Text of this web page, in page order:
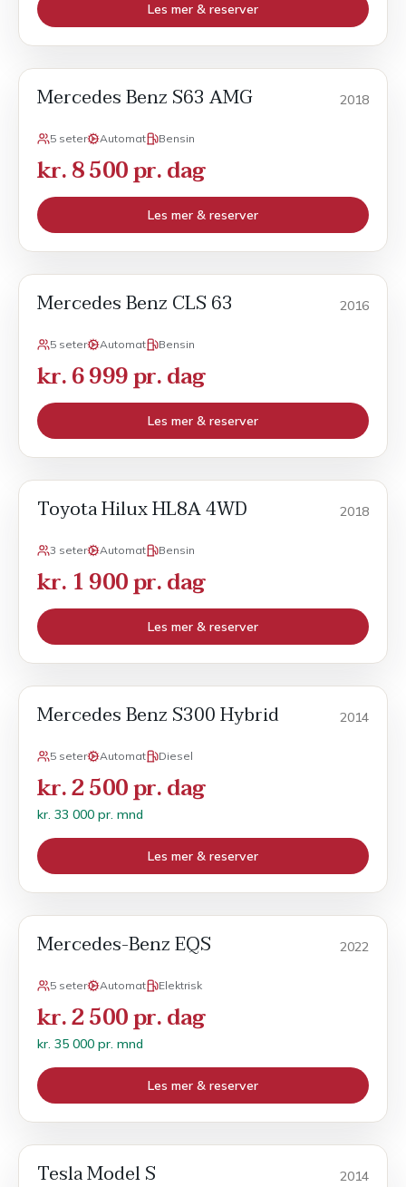
Les mer & reserver
Mercedes Benz S63 AMG 2018
5 seter Automat Bensin
kr. 8 500 pr. dag
Les mer & reserver
Mercedes Benz CLS 63 2016
5 seter Automat Bensin
kr. 6 999 pr. dag
Les mer & reserver
Toyota Hilux HL8A 4WD 2018
3 seter Automat Bensin
kr. 1 900 pr. dag
Les mer & reserver
Mercedes Benz S300 Hybrid 2014
5 seter Automat Diesel
kr. 2 500 pr. dag
kr. 33 000 pr. mnd
Les mer & reserver
Mercedes-Benz EQS 2022
5 seter Automat Elektrisk
kr. 2 500 pr. dag
kr. 35 000 pr. mnd
Les mer & reserver
Tesla Model S 2014